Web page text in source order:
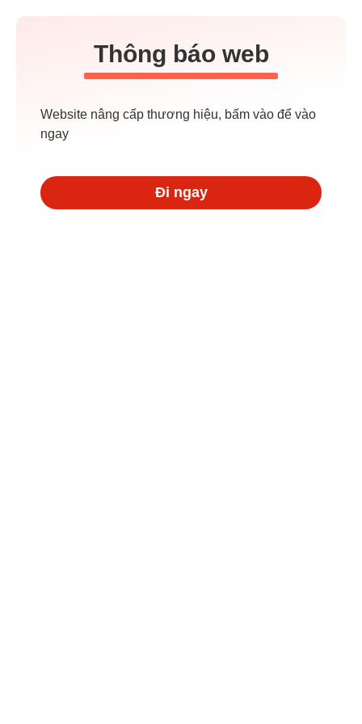
Thông báo web
Website nâng cấp thương hiệu, bấm vào để vào
ngay
Đi ngay